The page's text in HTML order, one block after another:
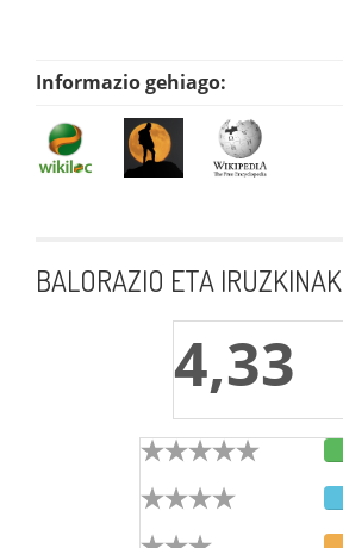
Informazio gehiago:
BALORAZIO ETA IRUZKINAK
4,33